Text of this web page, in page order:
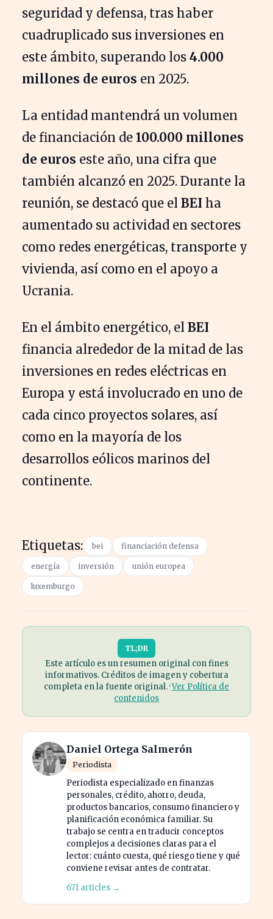
seguridad y defensa, tras haber
cuadruplicado sus inversiones en
este ámbito, superando los 4.000
millones de euros en 2025.
La entidad mantendrá un volumen
de financiación de 100.000 millones
de euros este año, una cifra que
también alcanzó en 2025. Durante la
reunión, se destacó que el BEI ha
aumentado su actividad en sectores
como redes energéticas, transporte y
vivienda, así como en el apoyo a
Ucrania.
En el ámbito energético, el BEI
financia alrededor de la mitad de las
inversiones en redes eléctricas en
Europa y está involucrado en uno de
cada cinco proyectos solares, así
como en la mayoría de los
desarrollos eólicos marinos del
continente.
Etiquetas: bei financiación defensa
energía inversión unión europea
luxemburgo
TL;DR
Este artículo es un resumen original con fines
informativos. Créditos de imagen y cobertura
completa en la fuente original. ·Ver Política de
contenidos
Daniel Ortega Salmerón
Periodista
Periodista especializado en finanzas
personales, crédito, ahorro, deuda,
productos bancarios, consumo financiero y
planificación económica familiar. Su
trabajo se centra en traducir conceptos
complejos a decisiones claras para el
lector: cuánto cuesta, qué riesgo tiene y qué
conviene revisar antes de contratar.
671 articles →